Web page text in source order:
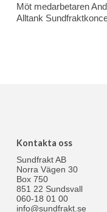
Möt medarbetaren
Alltank
Kontakta oss
Sundfrakt AB
Norra Vägen 30
Box 750
851 22 Sundsvall
060-18 01 00
info@sundfrakt.se